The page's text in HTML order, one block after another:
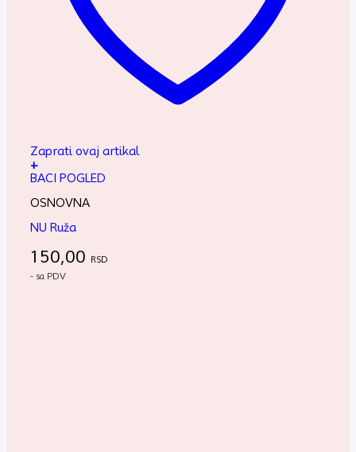
Zaprati ovaj artikal
+
BACI POGLED
OSNOVNA
NU Ruža
150,00 RSD
- sa PDV